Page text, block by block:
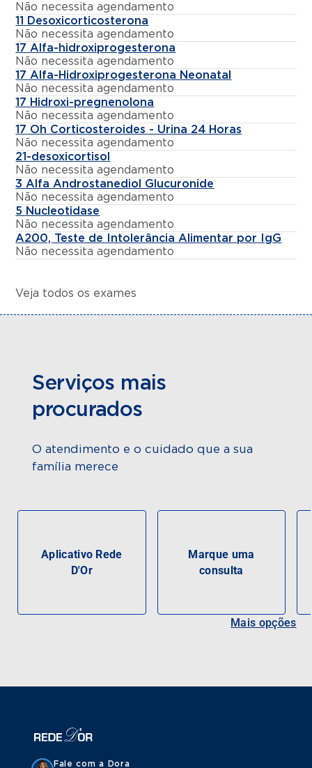
Não necessita agendamento
11 Desoxicorticosterona
Não necessita agendamento
17 Alfa-hidroxiprogesterona
Não necessita agendamento
17 Alfa-Hidroxiprogesterona Neonatal
Não necessita agendamento
17 Hidroxi-pregnenolona
Não necessita agendamento
17 Oh Corticosteroides - Urina 24 Horas
Não necessita agendamento
21-desoxicortisol
Não necessita agendamento
3 Alfa Androstanediol Glucuronide
Não necessita agendamento
5 Nucleotidase
Não necessita agendamento
A200, Teste de Intolerância Alimentar por IgG
Não necessita agendamento
Veja todos os exames
Serviços mais
procurados
O atendimento e o cuidado que a sua
família merece
Aplicativo Rede
D'Or
Marque uma
consulta
Mais opções
Fale com a Dora